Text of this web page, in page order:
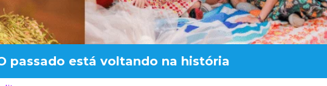
passado está voltando na história